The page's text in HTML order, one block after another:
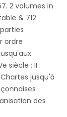
2 volumes in
& 712
ordre
siècle ; II :
jusqu'à
des